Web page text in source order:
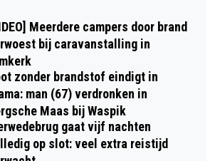
OOSTERHOUT
SINTERKLAAS ONDANKS
VEILIG AANGEKOMEN IN
Meerdere campers door brand
bij caravanstalling in
zonder brandstof eindigt in
man (67) verdronken in
Maas bij Waspik
gaat vijf nachten
op slot: veel extra reistijd